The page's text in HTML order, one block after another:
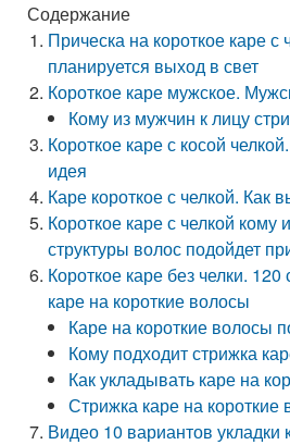
Содержание
Прическа на короткое каре с
планируется выход в свет
Короткое каре мужское.
Кому из мужчин к лицу
Короткое каре с косой
идея
Каре короткое с челкой. Как
Короткое каре с челкой кому
структуры волос подойдет
Короткое каре без челки.
каре на короткие волосы
Каре на короткие волосы
Кому подходит стрижка
Как укладывать каре на
Стрижка каре на
Видео 10 вариантов укладки